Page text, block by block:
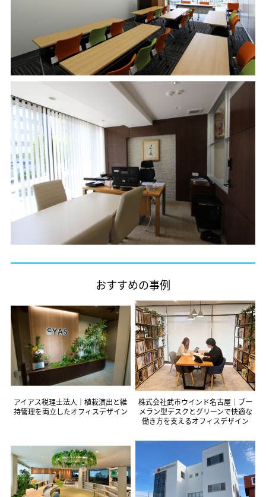
おすすめの事例
アイアス税理士法人｜植栽演出と維
持管理を両立したオフィスデザイン
株式会社武市ウインド名古屋｜ブー
メラン型デスクとグリーンで快適な
働き方を支えるオフィスデザイン